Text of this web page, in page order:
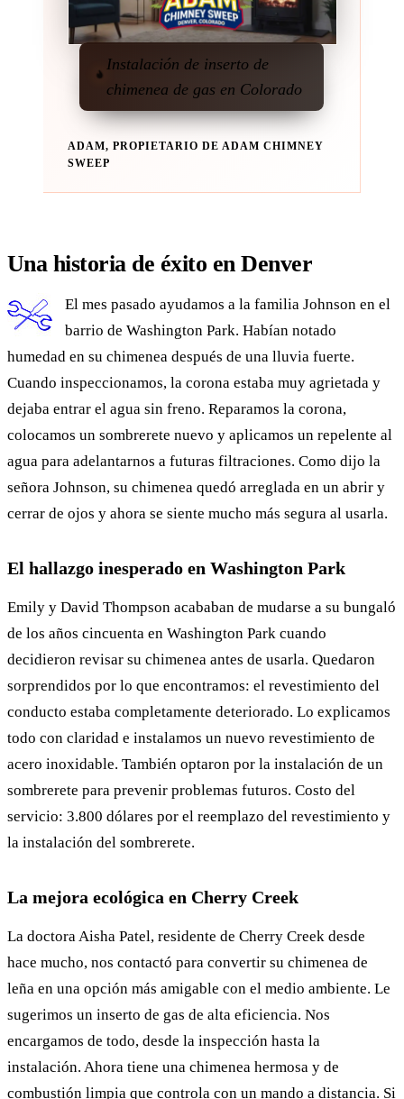
Instalación de inserto de
chimenea de gas en Colorado
ADAM, PROPIETARIO DE ADAM CHIMNEY
SWEEP
Una historia de éxito en Denver
El mes pasado ayudamos a la familia Johnson en el
barrio de Washington Park. Habían notado
humedad en su chimenea después de una lluvia fuerte.
Cuando inspeccionamos, la corona estaba muy agrietada y
dejaba entrar el agua sin freno. Reparamos la corona,
colocamos un sombrerete nuevo y aplicamos un repelente al
agua para adelantarnos a futuras filtraciones. Como dijo la
señora Johnson, su chimenea quedó arreglada en un abrir y
cerrar de ojos y ahora se siente mucho más segura al usarla.
El hallazgo inesperado en Washington Park
Emily y David Thompson acababan de mudarse a su bungaló
de los años cincuenta en Washington Park cuando
decidieron revisar su chimenea antes de usarla. Quedaron
sorprendidos por lo que encontramos: el revestimiento del
conducto estaba completamente deteriorado. Lo explicamos
todo con claridad e instalamos un nuevo revestimiento de
acero inoxidable. También optaron por la instalación de un
sombrerete para prevenir problemas futuros. Costo del
servicio: 3.800 dólares por el reemplazo del revestimiento y
la instalación del sombrerete.
La mejora ecológica en Cherry Creek
La doctora Aisha Patel, residente de Cherry Creek desde
hace mucho, nos contactó para convertir su chimenea de
leña en una opción más amigable con el medio ambiente. Le
sugerimos un inserto de gas de alta eficiencia. Nos
encargamos de todo, desde la inspección hasta la
instalación. Ahora tiene una chimenea hermosa y de
combustión limpia que controla con un mando a distancia. Si